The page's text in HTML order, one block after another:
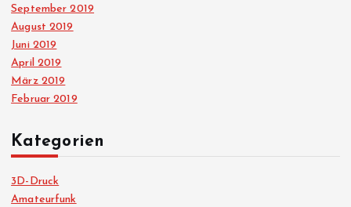
September 2019
August 2019
Juni 2019
April 2019
März 2019
Februar 2019
Kategorien
3D-Druck
Amateurfunk